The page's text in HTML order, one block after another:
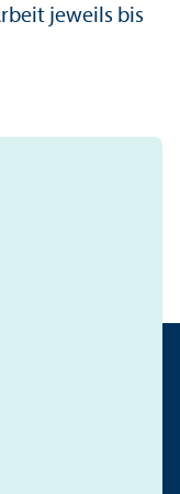
jeweils bis